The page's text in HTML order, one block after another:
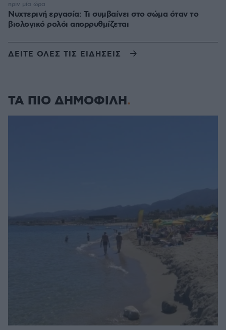
Νυχτερινή εργασία: Τι συμβαίνει στο σώμα όταν το
βιολογικό ρολόι απορρυθμίζεται
πριν μία ώρα
ΔΕΙΤΕ ΟΛΕΣ ΤΙΣ ΕΙΔΗΣΕΙΣ
ΤΑ ΠΙΟ ΔΗΜΟΦΙΛΗ